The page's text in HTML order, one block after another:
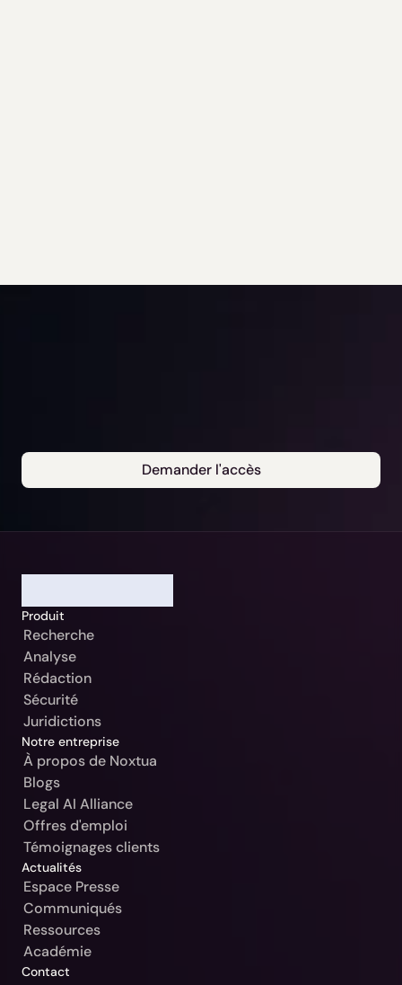
Suisse / Swiss-Noxtua
Pologne / Beck-Noxtua
République tchèque / Beck-Noxtua
Slovaquie / Beck-Noxtua
Suède / Blendow-Noxtua
Continuer
Demander l'accès
Produit
Recherche
Analyse
Rédaction
Sécurité
Juridictions
Notre entreprise
À propos de Noxtua
Blogs
Legal AI Alliance
Offres d'emploi
Témoignages clients
Actualités
Espace Presse
Communiqués
Ressources
Académie
Contact